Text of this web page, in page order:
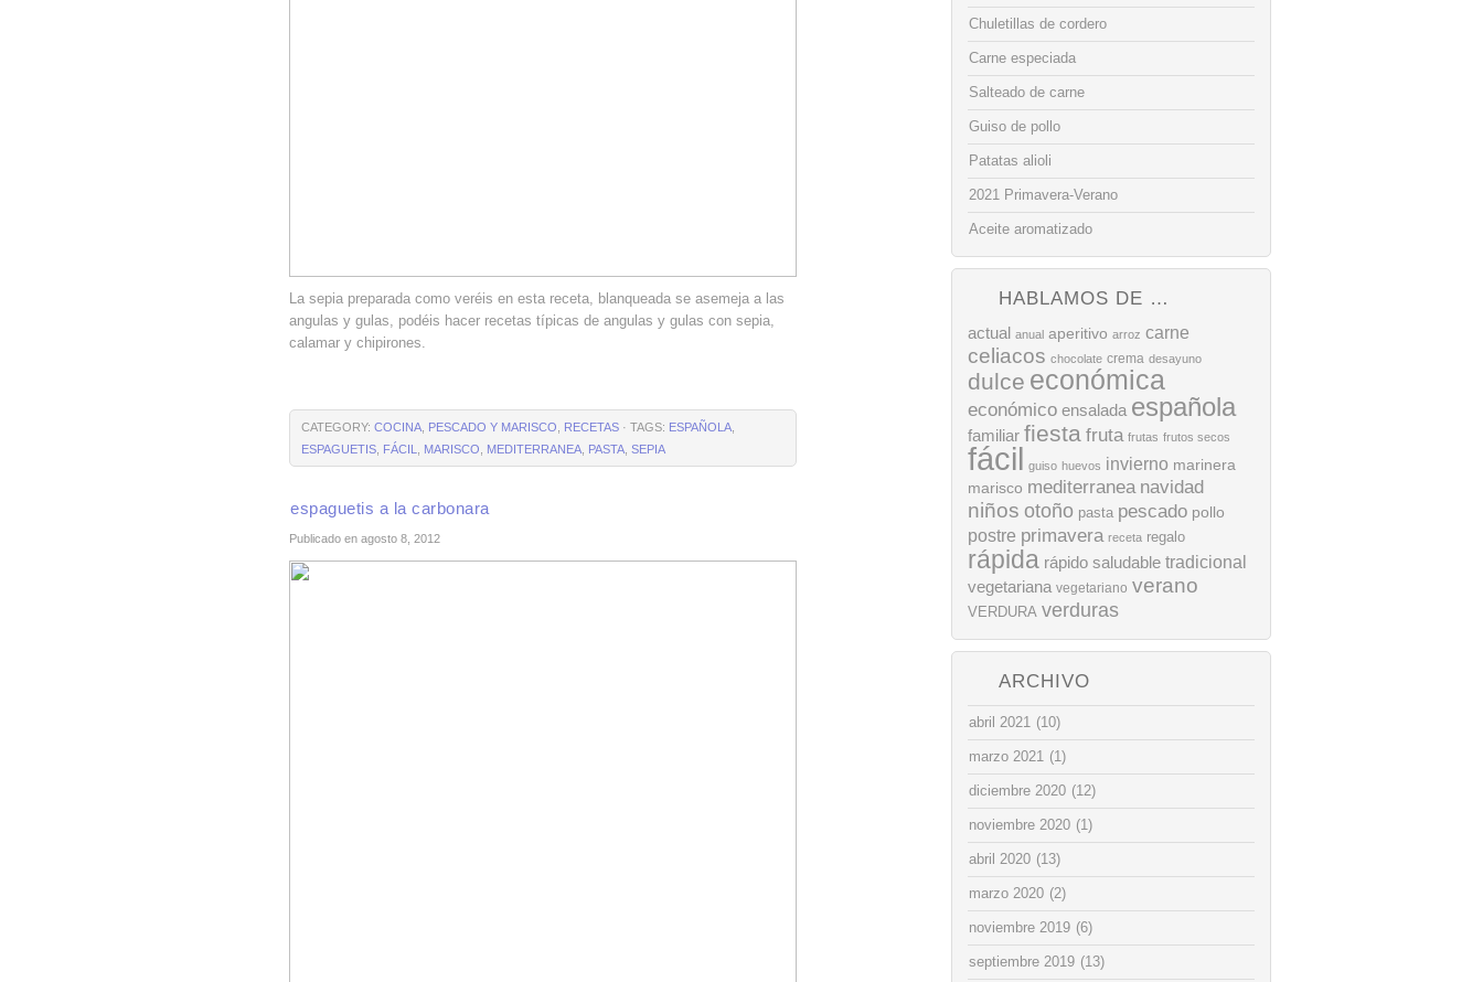
La sepia preparada como veréis en esta receta, blanqueada se asemeja a las
angulas y gulas, podéis hacer recetas típicas de angulas y gulas con sepia,
calamar y chipirones.
CATEGORY: COCINA PESCADO Y MARISCO RECETAS · TAGS: ESPAÑOLA
ESPAGUETIS FÁCIL MARISCO MEDITERRANEA PASTA SEPIA
espaguetis a la carbonara
Publicado en agosto 8, 2012
Chuletillas de cordero
Carne especiada
Salteado de carne
Guiso de pollo
Patatas alioli
2021 Primavera-Verano
Aceite aromatizado
HABLAMOS DE …
actual anual aperitivo arroz carne
celiacos chocolate crema desayuno
dulce económica
económico ensalada española
familiar fiesta fruta frutas frutos secos
fácil guiso huevos invierno marinera
marisco mediterranea navidad
niños otoño pasta pescado pollo
postre primavera receta regalo
rápida rápido saludable tradicional
vegetariana vegetariano verano
VERDURA verduras
ARCHIVO
abril 2021 (10)
marzo 2021 (1)
diciembre 2020 (12)
noviembre 2020 (1)
abril 2020 (13)
marzo 2020 (2)
noviembre 2019 (6)
septiembre 2019 (13)